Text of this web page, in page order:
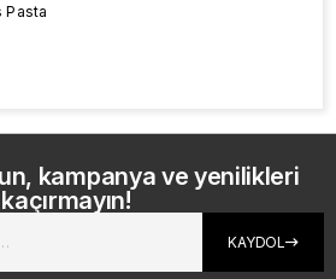
Pasta
kampanya ve yenilikleri
kaçırmayın!
KAYDOL